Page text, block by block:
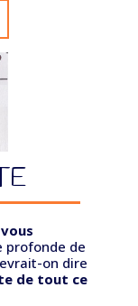
profonde de
on dire
de tout ce